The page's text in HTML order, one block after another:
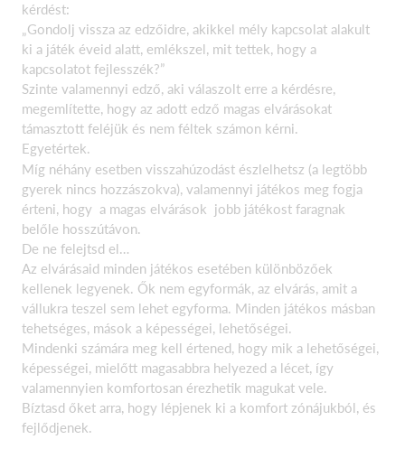
kérdést:
„Gondolj vissza az edzőidre, akikkel mély kapcsolat alakult
ki a játék éveid alatt, emlékszel, mit tettek, hogy a
kapcsolatot fejlesszék?”
Szinte valamennyi edző, aki válaszolt erre a kérdésre,
megemlítette, hogy az adott edző magas elvárásokat
támasztott feléjük és nem féltek számon kérni.
Egyetértek.
Míg néhány esetben visszahúzodást észlelhetsz (a legtöbb
gyerek nincs hozzászokva), valamennyi játékos meg fogja
érteni, hogy a magas elvárások jobb játékost faragnak
belőle hosszútávon.
De ne felejtsd el…
Az elvárásaid minden játékos esetében különbözőek
kellenek legyenek. Ők nem egyformák, az elvárás, amit a
vállukra teszel sem lehet egyforma. Minden játékos másban
tehetséges, mások a képességei, lehetőségei.
Mindenki számára meg kell értened, hogy mik a lehetőségei,
képességei, mielőtt magasabbra helyezed a lécet, így
valamennyien komfortosan érezhetik magukat vele.
Bíztasd őket arra, hogy lépjenek ki a komfort zónájukból, és
fejlődjenek.